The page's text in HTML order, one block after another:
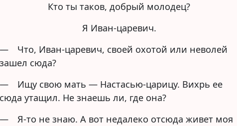
Кто ты таков, добрый молодец?
Я Иван-царевич.
— Что, Иван-царевич, своей охотой или неволей
зашел сюда?
— Ищу свою мать — Настасью-царицу. Вихрь ее
сюда утащил. Не знаешь ли, где она?
— Я-то не знаю. А вот недалеко отсюда живет моя